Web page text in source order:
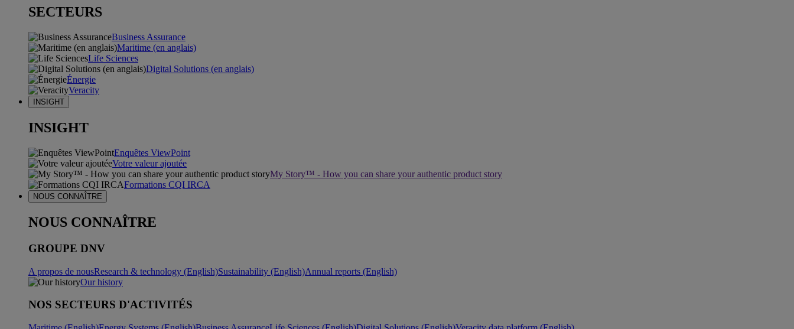
SECTEURS
Business Assurance
Maritime (en anglais)
Life Sciences
Digital Solutions (en anglais)
Énergie
Veracity
INSIGHT
INSIGHT
Enquêtes ViewPoint
Votre valeur ajoutée
My Story™ - How you can share your authentic product story
Formations CQI IRCA
NOUS CONNAÎTRE
NOUS CONNAÎTRE
GROUPE DNV
A propos de nousResearch & technology (English)Sustainability (English)Annual reports (English)
Our history
NOS SECTEURS D'ACTIVITÉS